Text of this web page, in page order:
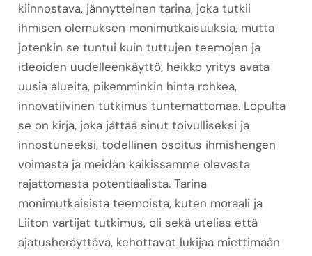
kiinnostava, jännytteinen tarina, joka tutkii
ihmisen olemuksen monimutkaisuuksia, mutta
jotenkin se tuntui kuin tuttujen teemojen ja
ideoiden uudelleenkäyttö, heikko yritys avata
uusia alueita, pikemminkin hinta rohkea,
innovatiivinen tutkimus tuntemattomaa. Lopulta
se on kirja, joka jättää sinut toivulliseksi ja
innostuneeksi, todellinen osoitus ihmishengen
voimasta ja meidän kaikissamme olevasta
rajattomasta potentiaalista. Tarina
monimutkaisista teemoista, kuten moraali ja
Liiton vartijat tutkimus, oli sekä utelias että
ajatusheräyttävä, kehottavat lukijaa miettimään